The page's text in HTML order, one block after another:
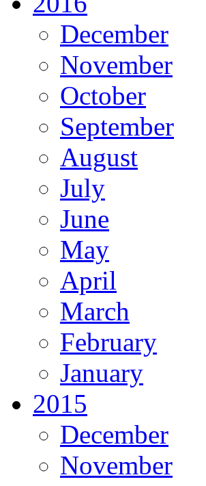
December
November
October
September
August
July
June
May
April
March
February
January
2015
December
November